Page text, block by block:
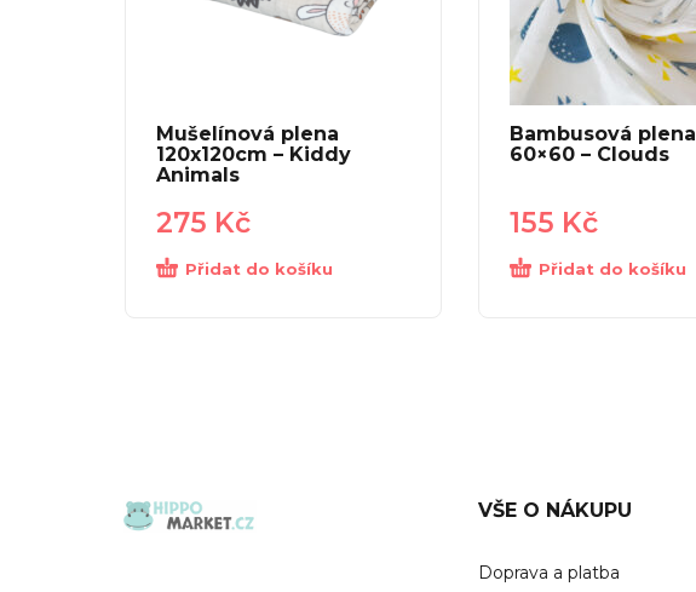
Mušelínová plena
120x120cm – Kiddy
Animals
275 Kč
Přidat do košíku
Bambusová plena
60×60 – Clouds
155 Kč
Přidat do košíku
VŠE O NÁKUPU
Doprava a platba